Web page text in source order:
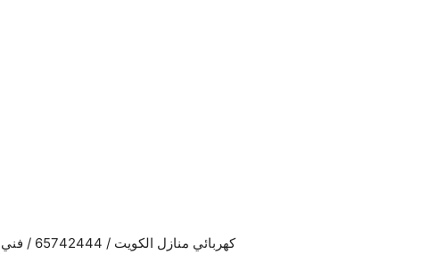
كهربائي منازل الكويت / 65742444 / فني كهربائي منازل الكويت